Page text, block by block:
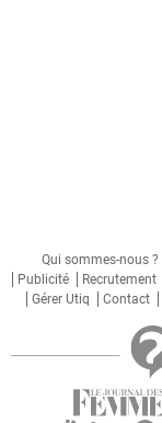
Qui sommes-nous ?
Publicité
Recrutement
Gérer Utiq
Contact